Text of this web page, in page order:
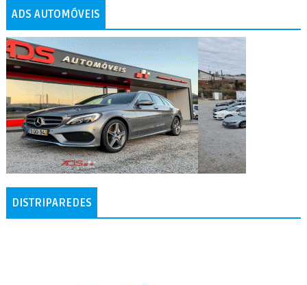
ADS AUTOMÓVEIS
DISTRIPAREDES